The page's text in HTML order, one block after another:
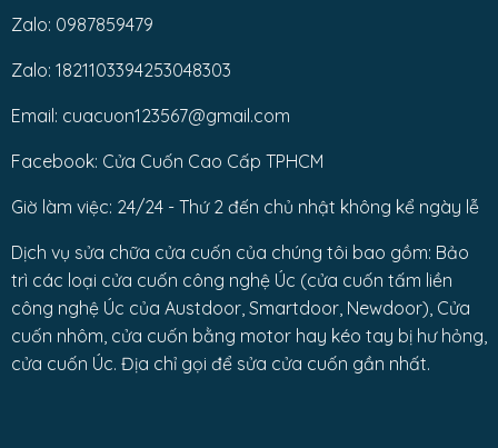
Zalo: 0987859479
Zalo: 1821103394253048303
Email: cuacuon123567@gmail.com
Facebook: Cửa Cuốn Cao Cấp TPHCM
Giờ làm việc: 24/24 - Thứ 2 đến chủ nhật không kể ngày lễ
Dịch vụ sửa chữa cửa cuốn của chúng tôi bao gồm: Bảo
trì các loại cửa cuốn công nghệ Úc (cửa cuốn tấm liền
công nghệ Úc của Austdoor, Smartdoor, Newdoor), Cửa
cuốn nhôm, cửa cuốn bằng motor hay kéo tay bị hư hỏng,
cửa cuốn Úc. Địa chỉ gọi để sửa cửa cuốn gần nhất.